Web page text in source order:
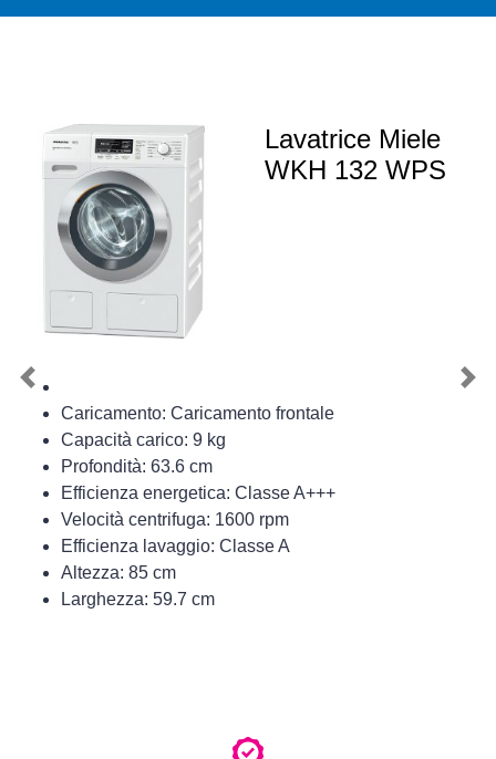
Lavatrice Miele
WKH 132 WPS
Caricamento: Caricamento frontale
Capacità carico: 9 kg
Profondità: 63.6 cm
Efficienza energetica: Classe A+++
Velocità centrifuga: 1600 rpm
Efficienza lavaggio: Classe A
Altezza: 85 cm
Larghezza: 59.7 cm
Previous